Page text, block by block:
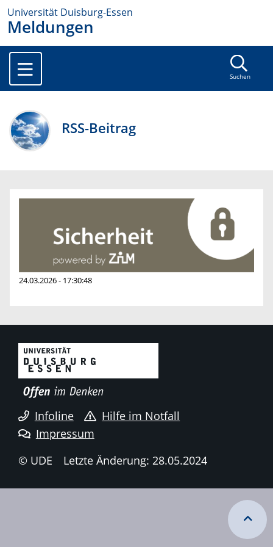
Universität Duisburg-Essen
Meldungen
Suchen
RSS-Beitrag
24.03.2026 - 17:30:48
Infoline
Hilfe im Notfall
Impressum
© UDE
Letzte Änderung: 28.05.2024